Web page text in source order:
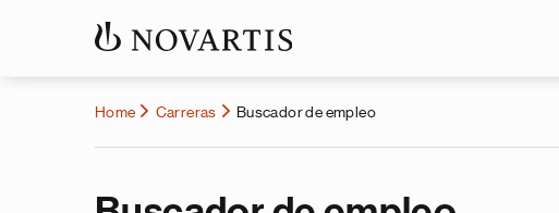
Home Carreras Buscador de empleo